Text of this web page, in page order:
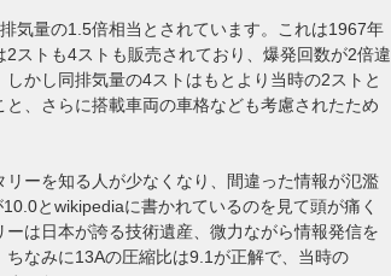
気量の1.5倍相当とされています。これは1967年
ストも4ストも販売されており、爆発回数が2倍違
かし同排気量の4ストはもとより当時の2ストと
と、さらに搭載車両の車格なども考慮されたため
リーを知る人が少なくなり、間違った情報が氾濫
とwikipediaに書かれているのを見て頭が痛く
は日本が誇る技術遺産、微力ながら情報発信を
なみに13Aの圧縮比は9.1が正解で、当時の